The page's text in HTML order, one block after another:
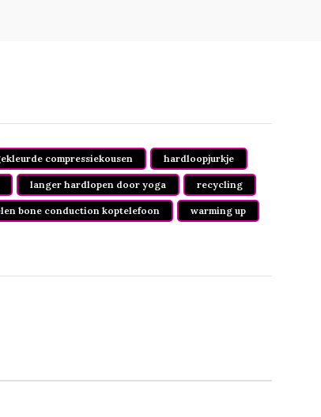
compressiekousen hardloopjurkje
langer hardlopen door yoga recycling
bone conduction koptelefoon warming up